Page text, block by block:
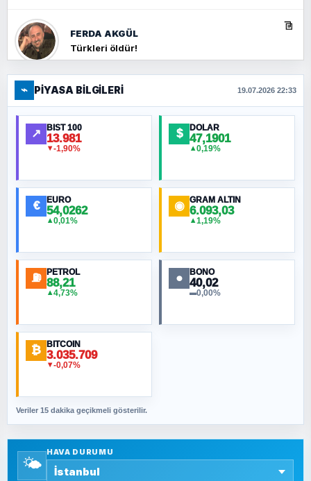
FERDA AKGÜL
Türkleri öldür!
FERHAT BÜYÜKKALKAN
Ankara Zirvesi: NATO Toplantısı mı, Yeni
Ortadoğu Haritasının Provası mı?
MURAT ÖZKAN
NURETTIN BÖLÜK
ORHAN KILIÇOĞLU
Fahişeye beyinli bir müstevli alçağına
SAVAŞ ŞAHİN
SEYFULLAH ÇİÇEK
⌁ PIYASA BILGILERI 19.07.2026 22:33
↗ BIST 100
13.981
▼-1,90%
$ DOLAR
47,1901
▲0,19%
€ EURO
54,0262
▲0,01%
◉ GRAM ALTIN
6.093,03
▲1,19%
⛽ PETROL
88,21
▲4,73%
● BONO
40,02
▬0,00%
₿ BITCOIN
3.035.709
▼-0,07%
Veriler 15 dakika geçikmeli gösterilir.
🌤️
HAVA DURUMU